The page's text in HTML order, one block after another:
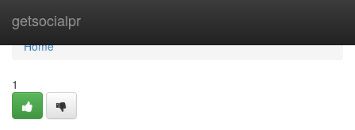
getsocialpr
Home
Home
1